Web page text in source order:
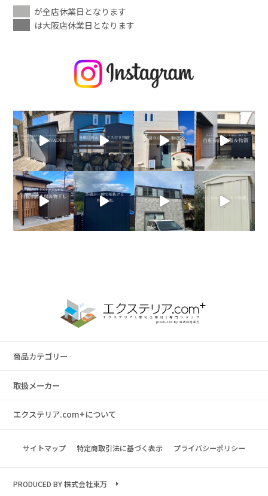
が全店休業日となります
は大阪店休業日となります
商品カテゴリー
取扱メーカー
エクステリア.com+について
サイトマップ 特定商取引法に基づく表示 プライバシーポリシー
PRODUCED BY 株式会社東万